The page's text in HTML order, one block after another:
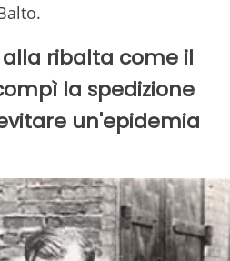
ribalta come il
la spedizione
un'epidemia